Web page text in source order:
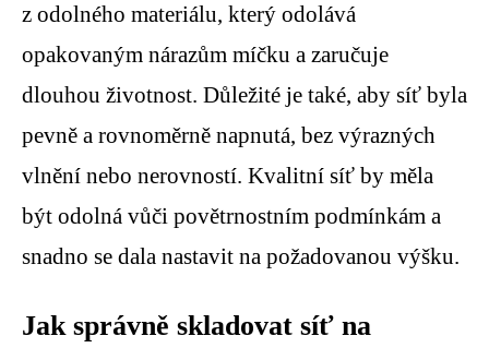
z odolného materiálu, který odolává
opakovaným nárazům míčku a zaručuje
dlouhou životnost. Důležité je také, aby síť byla
pevně a rovnoměrně napnutá, bez výrazných
vlnění nebo nerovností. Kvalitní síť by měla
být odolná vůči povětrnostním podmínkám a
snadno se dala nastavit na požadovanou výšku.
Jak správně skladovat síť na